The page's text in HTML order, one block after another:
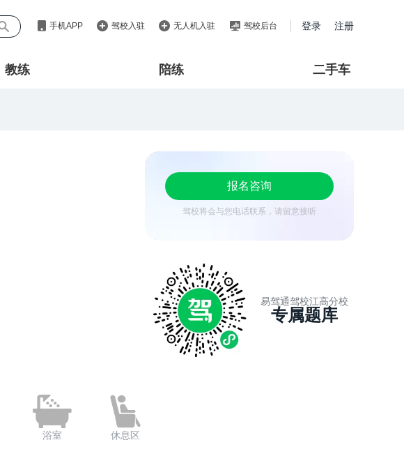
手机APP 驾校入驻 无人机入驻 驾校后台 登录 注册
教练 陪练 二手车
报名咨询
驾校将会与您电话联系，请留意接听
易驾通驾校江高分校
专属题库
浴室 休息区